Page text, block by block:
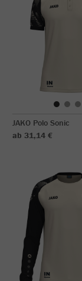
JAKO Polo Sonic
ab 31,14 €